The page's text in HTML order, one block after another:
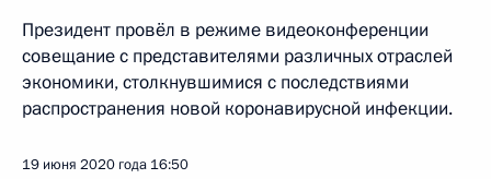
Президент провёл в режиме видеоконференции
совещание с представителями различных отраслей
экономики, столкнувшимися с последствиями
распространения новой коронавирусной инфекции.
19 июня 2020 года 16:50